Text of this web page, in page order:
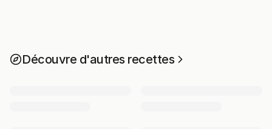
Découvre d'autres recettes